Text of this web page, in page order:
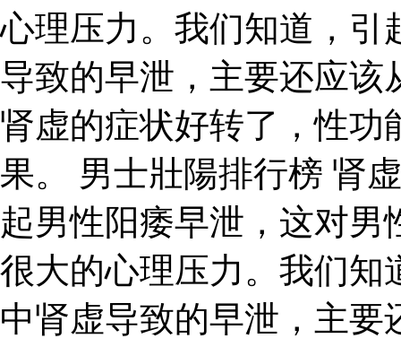
心理压力。我们知道，引
导致的早泄，主要还应该
肾虚的症状好转了，性功
果。 男士壯陽排行榜 肾
起男性阳痿早泄，这对
很大的心理压力。我们知
中肾虚导致的早泄，主